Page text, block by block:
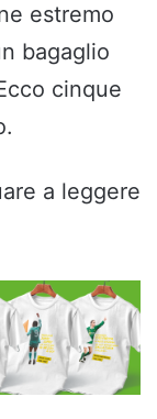
estremo
bagaglio
cinque
a leggere